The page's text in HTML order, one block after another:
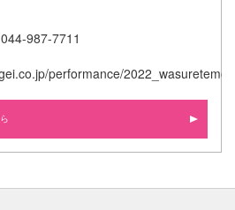
987-7711
performance/